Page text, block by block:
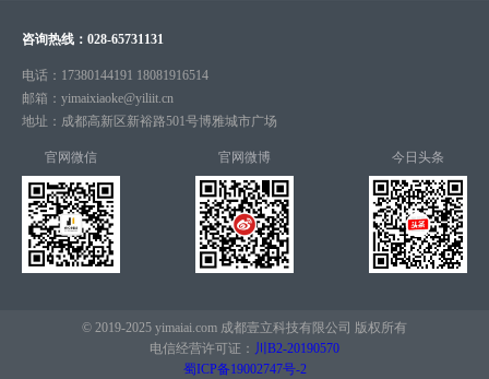
咨询热线： 028-65731131
电话： 17380144191 18081916514
邮箱： yimaixiaoke@yiliit.cn
地址： 成都高新区新裕路501号博雅城市广场
官网微信 官网微博 今日头条
© 2019-2025 yimaiai.com 成都壹立科技有限公司 版权所有
电信经营许可证： 川B2-20190570
蜀ICP备19002747号-2